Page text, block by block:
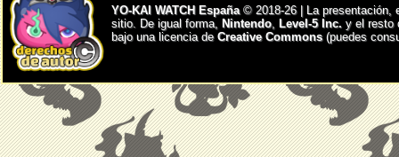
YO-KAI WATCH España © 2018-26 | La presentación,
sitio. De igual forma, Nintendo, Level-5 Inc. y el resto
bajo una licencia de Creative Commons(puedes